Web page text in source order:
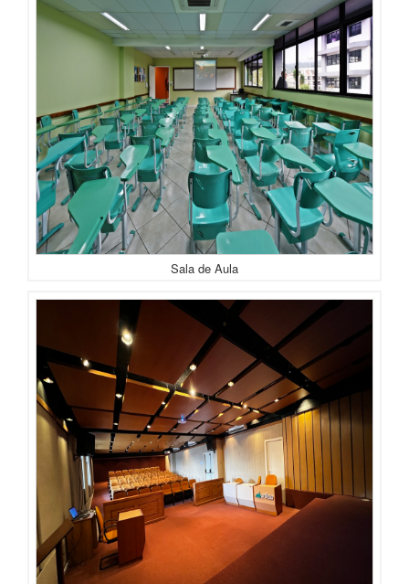
Sala de Aula